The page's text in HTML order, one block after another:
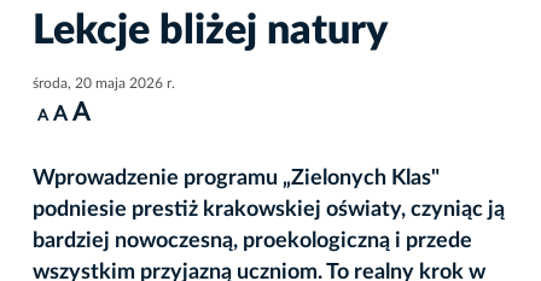
Lekcje bliżej natury
środa, 20 maja 2026 r.
A A A
Wprowadzenie programu „Zielonych Klas"
podniesie prestiż krakowskiej oświaty, czyniąc ją
bardziej nowoczesną, proekologiczną i przede
wszystkim przyjazną uczniom. To realny krok w